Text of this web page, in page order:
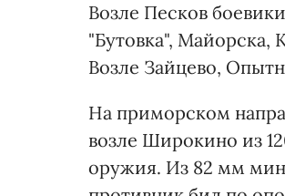
Возле Песков
"Бутовка", Майорска,
Возле Зайцево,
На приморском
возле Широкино из
оружия. Из 82 мм